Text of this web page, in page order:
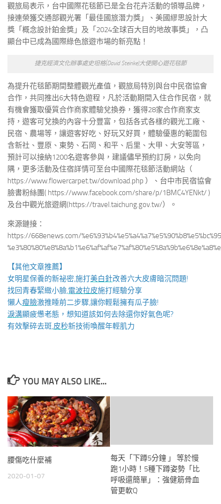
觀旅局表示，台中國際花毯節已是全台花卉活動的領導品牌，
接連榮獲交通部觀光署「最佳國旅潛力獎」、美國繆思設計大
獎「概念設計鉑金獎」及「2024全球百大目的地故事獎」，凸
顯台中已成為國際綠色旅遊市場的新亮點！
捷克經濟文化辦事處史坦格(David Steinke)大使開心遊花毯節
為提升花毯節期間整體觀光產值，觀旅局特別與台中民宿協會
合作，共同推出6大特色遊程，凡於活動期間入住合作民宿，就
有機會獲取優質合作商家體驗兌換券，獲得28家合作商家支
持，遊客可兌換的內容十分豐富，包括各式各樣的觀光工廠、
民宿、農場等，讓遊客好吃、好玩又好買，體驗優惠的範圍包
含新社、豐原、東勢、石岡、和平、后里、大甲、大安等區，
預計可以接納1200名遊客參與，建議儘早預約訂房，以免向
隅，更多活動及住宿詳情可至台中國際花毯節活動網站（
https://www.flowercarpet.tw/download.php ）、台中市民宿協會
臉書粉絲團( https://www.facebook.com/share/p/1BMC4YENkt/ )
及台中觀光旅遊網(https://travel.taichung.gov.tw/）。
來源鏈接：
https://668enews.com/
【其他文章推薦】
女明星保養的新祕密,施打美白針改善六大皮膚暗沉問題!
找回青春緊緻小臉,電波拉皮施打經驗分享
懶人瘦臉激推睡前二步驟,讓你輕鬆擁有瓜子臉!
淚溝顯疲憊老態，想知道該如何去除還你好氣色呢?
有效擊碎去斑,皮秒新技術喚醒年輕肌力
YOU MAY ALSO LIKE...
腰傷吃什麼補
2020-01-07
每天「下蹲5分鐘 」 等於慢
跑1小時！5種下蹲姿勢「比
呼吸還簡單」：強健筋骨血
管更軟Q